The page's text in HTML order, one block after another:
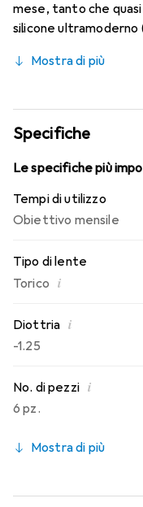
mese, tanto che
silicone ultramoderno
tecnologia
caratteristiche di
duraturo e senza
lenti mensili.
Mostra di più
Specifiche
Le specifiche più
Tempi di utilizzo
Obiettivo mensile
Tipo di lente
Torico i
Diottria i
-1.25
No. di pezzi i
6 pz.
Mostra di più